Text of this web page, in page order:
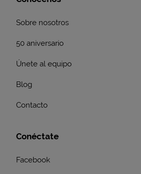
Sobre nosotros
50 aniversario
Únete al equipo
Blog
Contacto
Conéctate
Facebook